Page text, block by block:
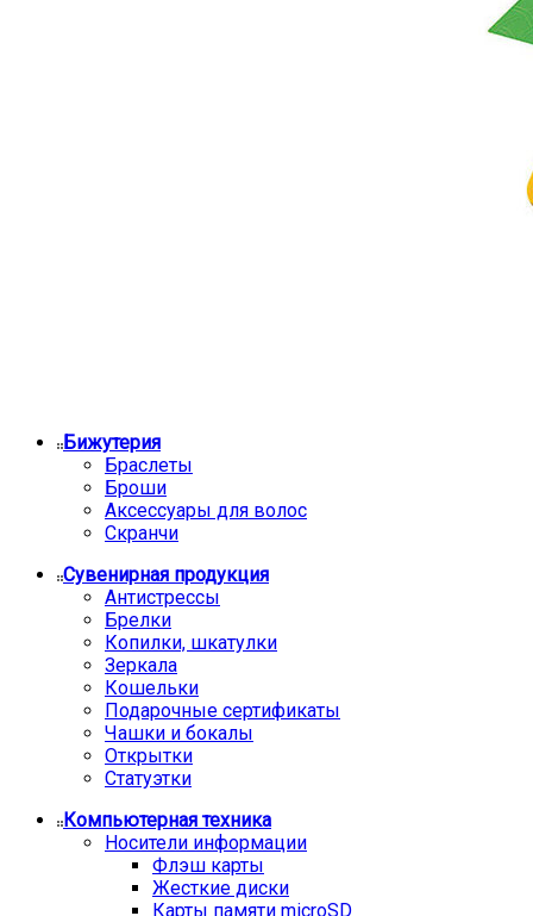
Бижутерия
Браслеты
Броши
Аксессуары для волос
Скранчи
Сувенирная продукция
Антистрессы
Брелки
Копилки, шкатулки
Зеркала
Кошельки
Подарочные сертификаты
Чашки и бокалы
Открытки
Статуэтки
Компьютерная техника
Носители информации
Флэш карты
Жесткие диски
Карты памяти microSD